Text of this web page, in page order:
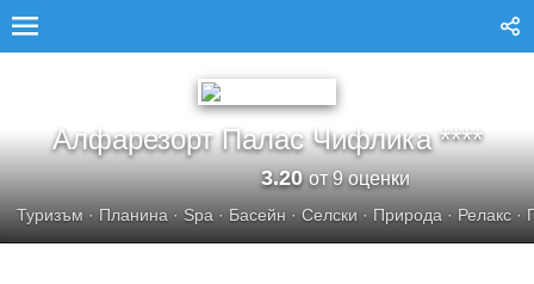
Алфарезорт Палас Чифлика ****
3.20от 9 оценки
Туризъм · Планина · Spa · Басейн · Селски · Природа · Релакс ·